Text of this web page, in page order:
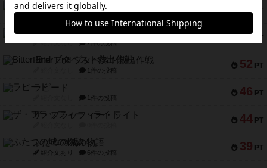
59 PT
スモールワールド
58 PT
ギャンブラー
紹介文なし 2件の投稿
52 PT
Bitter End ブタペスト救出作戦
1件の投稿
46 PT
ラピード
1件の投稿
44 PT
ザ・フラッフィー・ライト
39 PT
ふたつの城の物語
紹介文あり 6件の投稿